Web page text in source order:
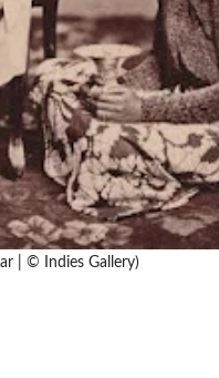
| © Indies Gallery)